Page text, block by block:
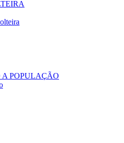
POPULAÇÃO